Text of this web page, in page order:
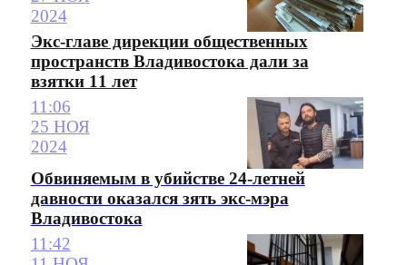
2024
Экс-главе дирекции общественных
пространств Владивостока дали за
взятки 11 лет
11:06
25 НОЯ
2024
Обвиняемым в убийстве 24-летней
давности оказался зять экс-мэра
Владивостока
11:42